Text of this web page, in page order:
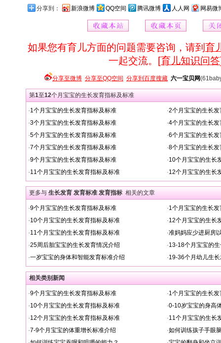
分享到： 新浪微博 QQ空间 腾讯微博 人人网 网易微
如果您有育儿方面的问题需要咨询，请到 育
一起交流。[育儿知识问答
分享至微博 分享至QQ空间 分享到百度搜藏 六一宝贝网
第1至12个月宝宝的生长发育指标及标准
·1个月宝宝的生长发育指标及标准 ·2个月宝宝的生长
·3个月宝宝的生长发育指标及标准 ·4个月宝宝的生长
·5个月宝宝的生长发育指标及标准 ·6个月宝宝的生长
·7个月宝宝的生长发育指标及标准 ·8个月宝宝的生长
·9个月宝宝的生长发育指标及标准 ·10个月宝宝的生长
·11个月宝宝的生长发育指标及标准 ·12个月宝宝的生长
更多与 生长发育 发育标准 发育指标 相关的文章
·9个月宝宝的生长发育指标及标准 ·1个月宝宝的生长
·10个月宝宝的生长发育指标及标准 ·12个月宝宝的生长
·11个月宝宝的生长发育指标及标准 ·准妈妈应少进厨房
·25周后胎宝宝的生长发育情况介绍 ·13-18个月宝宝的
·一岁宝宝的身体和智能发育标准介绍 ·19-36个月幼儿生
相关类别新闻
·9个月宝宝的生长发育指标及标准 ·1个月宝宝的生长
·10个月宝宝的生长发育指标及标准 ·0-10岁宝宝的身高
·12个月宝宝的生长发育指标及标准 ·11个月宝宝的生长
·7-9个月宝宝的体重增长标准介绍 ·如何训练孩子手眼